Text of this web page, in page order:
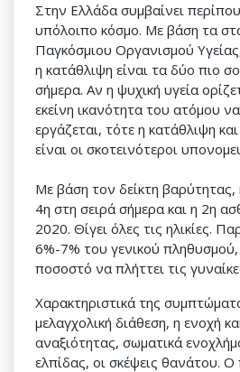
Στην Ελλάδα συμβαίνει
υπόλοιπο κόσμο. Με βάση τα
Παγκόσμιου Οργανισμού
η κατάθλιψη είναι τα δύο πιο
σήμερα. Αν η ψυχική υγεία
εκείνη ικανότητα του ατόμου
εργάζεται, τότε η κατάθλιψη
είναι οι σκοτεινότεροι
Με βάση τον δείκτη βαρύτητας,
4η στη σειρά σήμερα και η 2η
2020. Θίγει όλες τις ηλικίες.
6%-7% του γενικού πληθυσμού,
ποσοστό να πλήττει τις
Χαρακτηριστικά της
μελαγχολική διάθεση, η ενοχή
αναξιότητας, σωματικά
ελπίδας, οι σκέψεις θανάτου. Ο